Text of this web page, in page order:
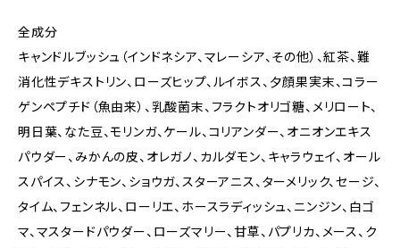
全成分
キャンドルブッシュ（インドネシア、マレーシア、その他）、紅茶、難
消化性デキストリン、ローズヒップ、ルイボス、夕顔果実末、コラー
ゲンペプチド（魚由来）、乳酸菌末、フラクトオリゴ糖、メリロート、
明日葉、なた豆、モリンガ、ケール、コリアンダー、オニオンエキス
パウダー、みかんの皮、オレガノ、カルダモン、キャラウェイ、オール
スパイス、シナモン、ショウガ、スターアニス、ターメリック、セージ、
タイム、フェンネル、ローリエ、ホースラディッシュ、ニンジン、白ゴ
マ、マスタードパウダー、ローズマリー、甘草、パプリカ、メース、ク